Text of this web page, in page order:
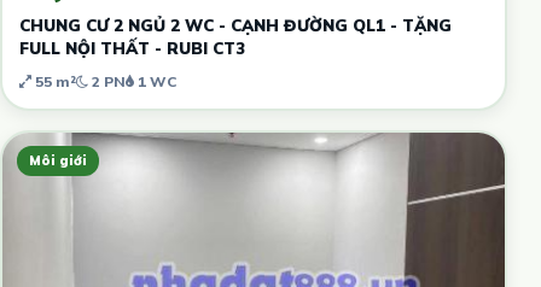
CHUNG CƯ 2 NGỦ 2 WC - CẠNH ĐƯỜNG QL1 - TẶNG
FULL NỘI THẤT - RUBI CT3
55 m² 2 PN 1 WC
Môi giới